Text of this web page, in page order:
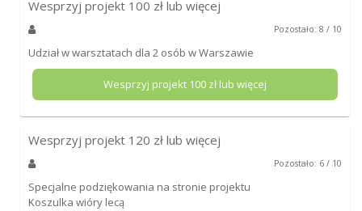
Wesprzyj projekt 100 zł lub więcej
Pozostało: 8 / 10
Udział w warsztatach dla 2 osób w Warszawie
Wesprzyj projekt 100zł lub więcej
Wesprzyj projekt 120 zł lub więcej
Pozostało: 6 / 10
Specjalne podziękowania na stronie projektu
Koszulka wióry lecą